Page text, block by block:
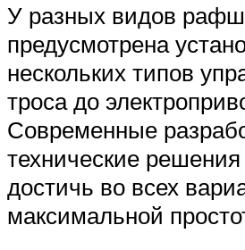
У разных видов
предусмотрена
нескольких типов
троса до
Современные
технические
достичь во всех
максимальной